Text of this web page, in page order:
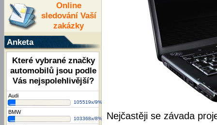
Online
sledování Vaší
zakázky
Anketa
Které vybrané značky
automobilů jsou podle
Vás nejspolehlivější?
Audi
105519x/9%
BMW
103368x/8%
Nejčastěji se závada